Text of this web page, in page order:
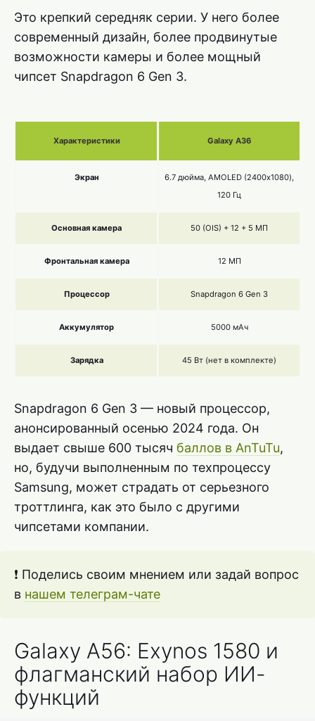
Это крепкий середняк серии. У него более
современный дизайн, более продвинутые
возможности камеры и более мощный
чипсет Snapdragon 6 Gen 3.
Характеристики Galaxy A36
Экран
6.7 дюйма, AMOLED (2400х1080),
120 Гц
Основная камера 50 (OIS) + 12 + 5 МП
Фронтальная камера 12 МП
Процессор Snapdragon 6 Gen 3
Аккумулятор 5000 мАч
Зарядка 45 Вт (нет в комплекте)
Snapdragon 6 Gen 3 — новый процессор,
анонсированный осенью 2024 года. Он
выдает свыше 600 тысяч баллов в AnTuTu,
но, будучи выполненным по техпроцессу
Samsung, может страдать от серьезного
троттлинга, как это было с другими
чипсетами компании.
❗ Поделись своим мнением или задай вопрос
в нашем телеграм-чате
Galaxy A56: Exynos 1580 и
флагманский набор ИИ-
функций